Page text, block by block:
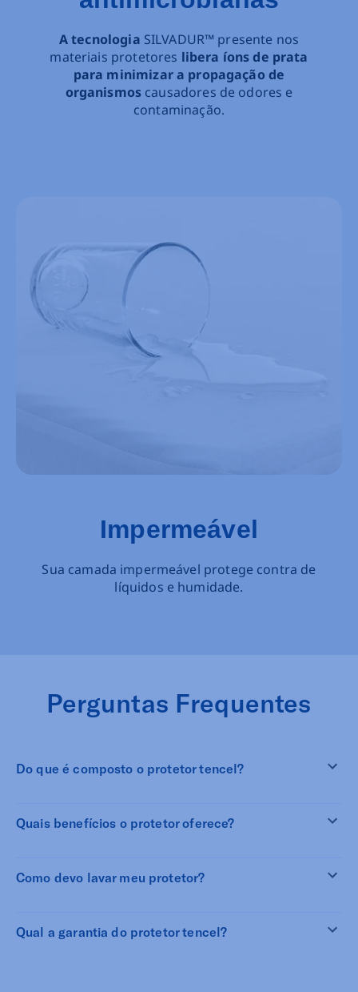
A tecnologia SILVADUR™ presente nos
materiais protetores libera íons de prata
para minimizar a propagação de
organismos causadores de odores e
contaminação.
Impermeável
Sua camada impermeável protege contra de
líquidos e humidade.
Perguntas Frequentes
Do que é composto o protetor tencel?
Quais benefícios o protetor oferece?
Como devo lavar meu protetor?
Qual a garantia do protetor tencel?